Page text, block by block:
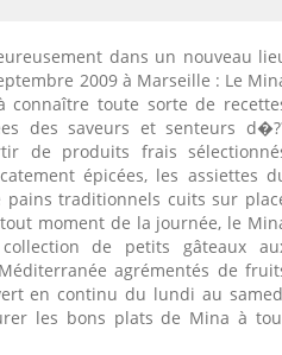
dans un nouveau
2009 à Marseille : Le
connaître toute sorte de
des saveurs et senteurs
de produits frais
épicées, les assiettes
pains traditionnels cuits sur
moment de la journée, le
de petits gâteaux
agrémentés de
en continu du lundi au
les bons plats de Mina à